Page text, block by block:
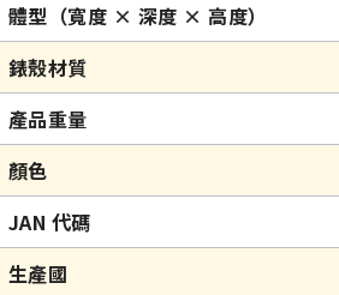
體型（寬度 × 深度 × 高度）
錶殼材質
產品重量
顏色
JAN 代碼
生產國